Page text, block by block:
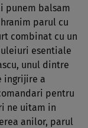
punem balsam
parul cu
combinat cu un
esentiale
unul dintre
ingrijire a
pentru
ne uitam in
anilor, parul